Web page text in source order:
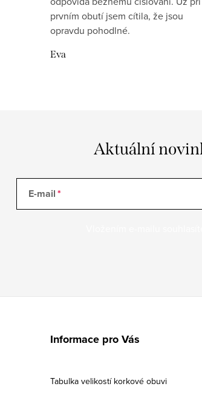
prvním obutí jsem cítila, že jsou
opravdu pohodlné.
Eva
Aktuální
E-mail
Informace pro Vás
Tabulka velikostí korkové obuvi